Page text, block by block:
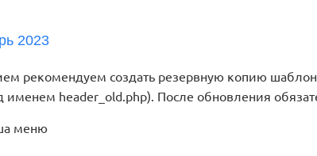
2023
рекомендуем создать резервную копию
именем header_old.php). После обновления
меню